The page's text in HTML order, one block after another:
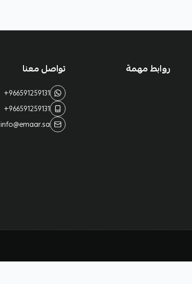
روابط مهمة تواصل معنا
+966591259131
+966591259131
info@emaar.sa